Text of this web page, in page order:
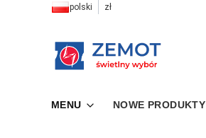
polski zł
MENU NOWE PRODUKTY